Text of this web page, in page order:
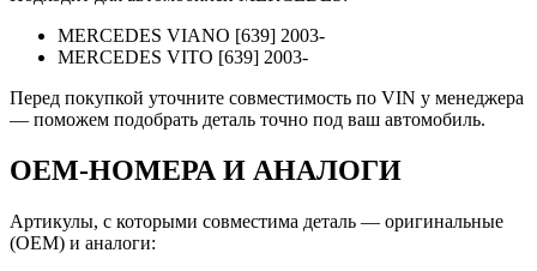
MERCEDES VIANO [639] 2003-
MERCEDES VITO [639] 2003-
Перед покупкой уточните совместимость по VIN у менеджера
— поможем подобрать деталь точно под ваш автомобиль.
OEM-НОМЕРА И АНАЛОГИ
Артикулы, с которыми совместима деталь — оригинальные
(OEM) и аналоги: